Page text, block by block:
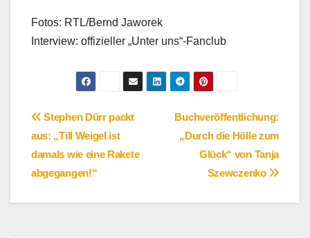
Fotos: RTL/Bernd Jaworek
Interview: offizieller „Unter uns“-Fanclub
Beitragsnavigation
Buchveröffentlichung:
„Durch die Hölle zum
Glück“ von Tanja
Szewczenko
Stephen Dürr packt
aus: „Till Weigel ist
damals wie eine Rakete
abgegangen!“